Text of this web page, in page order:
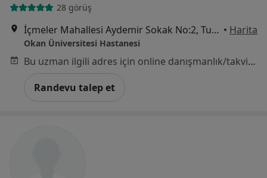
28 görüş
İçmeler Mahallesi Aydemir Sokak No:2, Tuzla • Harita
Okan Üniversitesi Hastanesi
Bu uzman ilgili adres için online danışmanlık/takvim sunmuyor.
Randevu talep et